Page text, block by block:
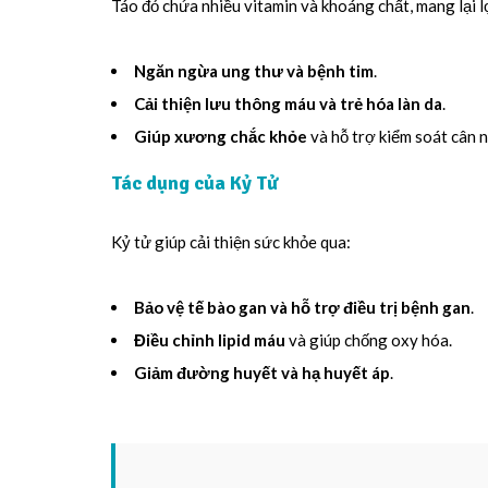
Táo đỏ chứa nhiều vitamin và khoáng chất, mang lại
Ngăn ngừa ung thư và bệnh tim.
Cải thiện lưu thông máu và trẻ hóa làn da.
Giúp xương chắc khỏe và hỗ trợ kiểm soát cân
Tác dụng của Kỷ Tử
Kỷ tử giúp cải thiện sức khỏe qua:
Bảo vệ tế bào gan và hỗ trợ điều trị bệnh gan.
Điều chỉnh lipid máu và giúp chống oxy hóa.
Giảm đường huyết và hạ huyết áp.